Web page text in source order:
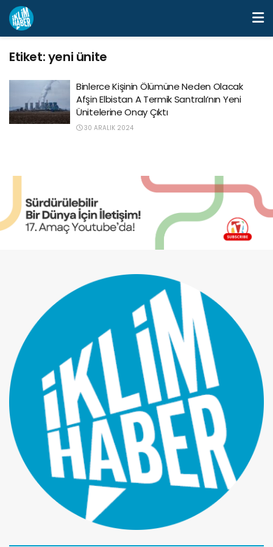
Etiket:yeni ünite
Binlerce Kişinin Ölümüne Neden Olacak
Afşin Elbistan A Termik Santralı’nın Yeni
Ünitelerine Onay Çıktı
30 ARALIK 2024